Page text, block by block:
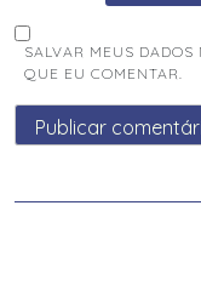
SALVAR MEUS
QUE EU COMENTAR.